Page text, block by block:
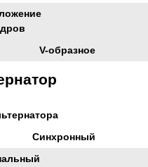
V-образное
Синхронный